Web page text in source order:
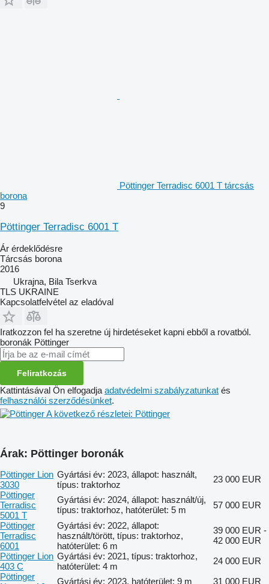
Pöttinger Terradisc 6001 T tárcsás
borona
9
Pöttinger Terradisc 6001 T
Ár érdeklődésre
Tárcsás borona
2016
Ukrajna, Bila Tserkva
TLS UKRAINE
Kapcsolatfelvétel az eladóval
Iratkozzon fel ha szeretne új hirdetéseket kapni ebből a rovatból.
boronák Pöttinger
Feliratkozás
Kattintásával Ön elfogadja adatvédelmi szabályzatunkat és
felhasználói szerződésünket.
A következő részletei: Pöttinger
Árak: Pöttinger boronák
Pöttinger Lion
3030
Gyártási év: 2023, állapot: használt,
típus: traktorhoz
23 000 EUR
Pöttinger
Terradisc
5001 T
Gyártási év: 2024, állapot: használt/új,
típus: traktorhoz, hatóterület: 5 m
57 000 EUR
Pöttinger
Terradisc
6001
Gyártási év: 2022, állapot:
használt/törött, típus: traktorhoz,
hatóterület: 6 m
39 000 EUR -
42 000 EUR
Pöttinger Lion
403 C
Gyártási év: 2021, típus: traktorhoz,
hatóterület: 4 m
24 000 EUR
Pöttinger
Gyártási év: 2023, hatóterület: 9 m 31 000 EUR